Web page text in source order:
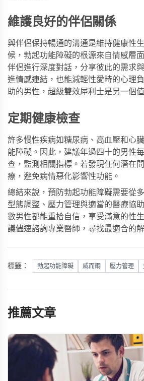
維護良好的伴侶關係
與伴侶保持暢通的溝通是維持健康性
候，勃起功能障礙的根源來自情感層
伴侶進行深度對話，分享彼此的需求
進情感連結，也能減輕性愛時的心理
助的男性， 超級雙效犀利士是另一個
定期健康檢查
許多慢性疾病如糖尿病、高血壓和心
能障礙。因此，建議年過四十的男性
查，監測相關指標。若發現任何潛在
療，避免病情惡化影響性功能。
總結來說，預防勃起功能障礙需要從
型態調整、壓力管理與適當的醫療協
數男性都能重拾自信，享受滿意的性
議儘速諮詢專業醫師，尋找最適合的
標籤： 勃起功能障礙 威而鋼 壓力管理
推薦文章